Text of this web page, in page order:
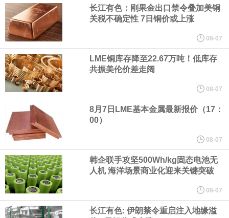
宇树科技董事长、总经理兼首席技术官王兴兴在网上路演时表示，
经过多年研发创新和技术积累，公司逐步形成了包括一体化关节集
成技术、高紧凑度机器人身体集成技术、机器人激光雷达全自研核
心技术等多项已商业化应用的核心技术并已应用于公司的高性能通
用人形机器人、四足机器人等产品。
美国总统特朗普6日否认他对国防部长赫格塞思不满，称对赫格塞思
所做的工作“非常满意”。特朗普在社交媒体上发帖称，一些媒体有关
他与赫格塞思就弹药短缺问题发生冲突的报道是“完全没有根据的谣
言”，他对赫格塞思所做的工作“非常满意”。
长江有色：刚果金出口禁令叠加美铜
关税不确定性 7日铜价或上涨
08-07
LME铜库存降至22.67万吨！低库存
共振美伦价差走阔
08-07
8月7日LME基本金属最新报价（17：
00）
08-07
韩企联手攻坚500Wh/kg固态电池无
人机 海洋场景商业化迎来关键突破
08-07
长江有色: 伊朗禁令重启注入地缘溢